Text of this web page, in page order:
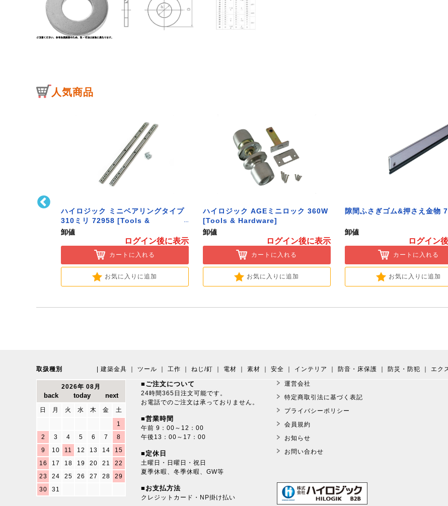
人気商品
ハイロジック ミニベアリングタイプ
310ミリ 72958 [Tools &
Hardware]
卸値
ログイン後に表示
カートに入れる
お気に入りに追加
ハイロジック AGEミニロック 360W
[Tools & Hardware]
卸値
ログイン後に表示
カートに入れる
お気に入りに追加
隙間ふさぎゴム&押さえ金物
卸値
ログイン
カートに入れる
お気に入りに追加
取扱種別 建築金具 ツール 工作 ねじ/釘 電材 素材 安全 インテリア 防音・床保護 防災・防犯 エク
2026年 08月
日 月 火 水 木 金
土
1
2
3 4 5 6 7
8
9
10 11 12 13 14
15
16
17 18 19 20 21
22
23
24 25 26 27 28
29
30
31
■ご注文について
24時間365日注文可能です。
お電話でのご注文は承っておりません。
■営業時間
午前 9：00～12：00
午後13：00～17：00
■定休日
土曜日・日曜日・祝日
夏季休暇、冬季休暇、GW等
■お支払方法
クレジットカード・NP掛け払い
運営会社
特定商取引法に基づく表記
プライバシーポリシー
会員規約
お知らせ
お問い合わせ